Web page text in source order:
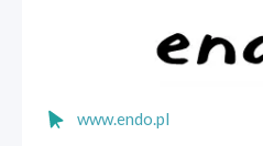
www.endo.pl